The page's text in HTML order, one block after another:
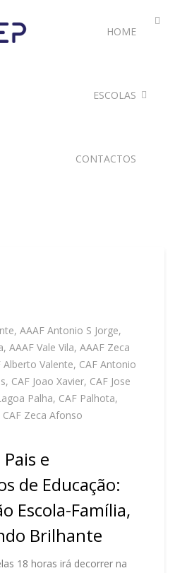
HOME
ESCOLAS
CONTACTOS
, AAAF Antonio S Jorge,
, AAAF Vale Vila, AAAF Zeca
Alberto Valente, CAF Antonio
, CAF Joao Xavier, CAF Jose
Palha, CAF Palhota,
CAF Zeca Afonso
e
de Educação:
Escola-Família,
Brilhante
18 horas irá decorrer na